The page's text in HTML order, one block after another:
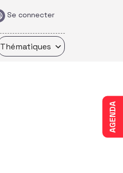
Se connecter
Thématiques
AGENDA